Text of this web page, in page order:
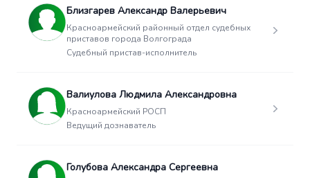
Близгарев Александр Валерьевич
Красноармейский районный отдел судебных
приставов города Волгограда
Судебный пристав-исполнитель
Валиулова Людмила Александровна
Красноармейский РОСП
Ведущий дознаватель
Голубова Александра Сергеевна